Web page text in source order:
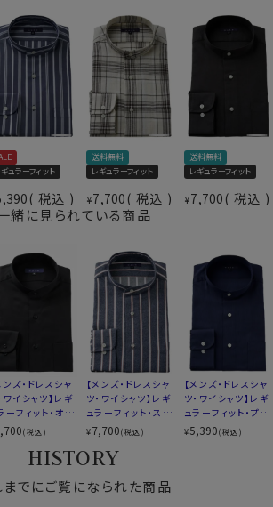
地を提供するとともに、環境にも配
素材です。
クールマックスシャツ
ナチュラルに、扱いやすさも欲しい
のクールマックス®ファブリック
です。
のクールマックス®オールシーズン・
い形態安定性と温調の高機能が特長
・クールマックスはこちら→
COOLMAX®）はThe LYCRA
す。
シアサッカー使い！
ルマックスのシアサッカーを使用しま
・ポリエステル70％
工（吸湿速乾素材＝
ファブリック）
ッカー
ドカラー
トあり
カット
タブル
ーチブルカフス
後3.3cm
L-41・LL-43・3L-45cm
イズ
ラーフィット
き再入荷はございませんのでご了承
ュラーフィット
税込
送料無料
レギュラーフィット
¥7,700 税込
送料無料
レギュラーフィット
¥7,700 税込
緒に見られている商品
ンズ・ドレスシャ
ワイシャツ】レギ
ーフィット・オッ
フォード・スタン
カラー
(税込)
【メンズ・ドレスシャ
ツ・ワイシャツ】レギ
ュラーフィット・スタ
ンドカラー
¥7,700(税込)
【メンズ・ドレスシャ
ツ・ワイシャツ】レギ
ュラーフィット・プレ
ミアムコットン・オッ
クスフォード・スタン
¥5,390(税込)
HISTORY
までにご覧になられた商品